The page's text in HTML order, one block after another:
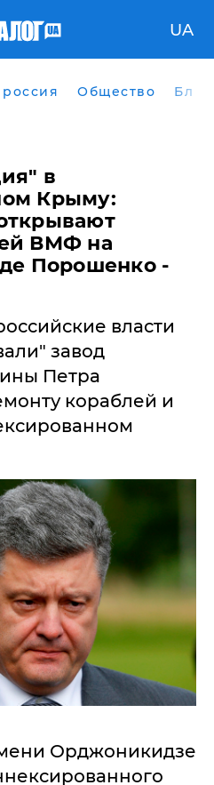
UA
россия Общество
в
Крыму:
ВМФ на
Порошенко -
власти
завод
Петра
кораблей и
Орджоникидзе